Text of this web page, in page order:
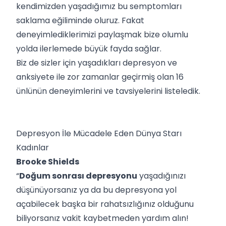
kendimizden yaşadığımız bu semptomları
saklama eğiliminde oluruz. Fakat
deneyimlediklerimizi paylaşmak bize olumlu
yolda ilerlemede büyük fayda sağlar.
Biz de sizler için yaşadıkları depresyon ve
anksiyete ile zor zamanlar geçirmiş olan 16
ünlünün deneyimlerini ve tavsiyelerini listeledik.
Depresyon İle Mücadele Eden Dünya Starı
Kadınlar
Brooke Shields
“Doğum sonrası depresyonu yaşadığınızı
düşünüyorsanız ya da bu depresyona yol
açabilecek başka bir rahatsızlığınız olduğunu
biliyorsanız vakit kaybetmeden yardım alın!